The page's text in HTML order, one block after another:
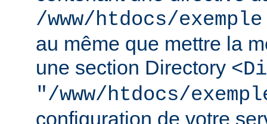
/www/htdocs/exemple
au même que mettre la
une section Directory
"/www/htdocs/
configuration de votre